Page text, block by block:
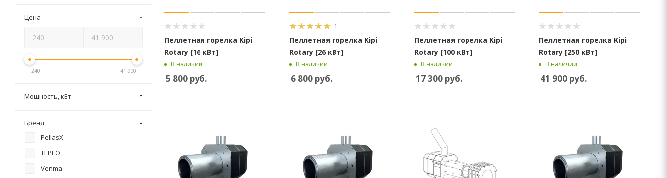
Пеллетная горелка Kipi
Rotary [16 кВт]
В наличии
5 800 руб.
1
Пеллетная горелка Kipi
Rotary [26 кВт]
В наличии
6 800руб.
Пеллетная горелка Kipi
Rotary [100 кВт]
В наличии
17 300руб.
Пеллетная горелка Kipi
Rotary [250 кВт]
В наличии
41 900 руб.
Цена
240 41 900
Мощность, кВт
Бренд
PellasX
TEPEO
Venma